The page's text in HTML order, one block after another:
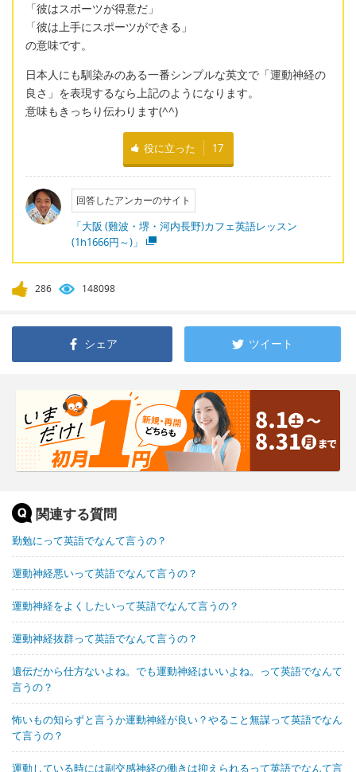
「彼はスポーツが得意だ」
「彼は上手にスポーツができる」
の意味です。
日本人にも馴染みのある一番シンプルな英文で「運動神経の
良さ」を表現するなら上記のようになります。
意味もきっちり伝わります(^^)
役に立った 17
回答したアンカーのサイト
「大阪 (難波・堺・河内長野)カフェ英語レッスン
(1h1666円～)」
286 148098
シェア ツイート
関連する質問
勤勉にって英語でなんて言うの？
運動神経悪いって英語でなんて言うの？
運動神経をよくしたいって英語でなんて言うの？
運動神経抜群って英語でなんて言うの？
遺伝だから仕方ないよね。でも運動神経はいいよね。って英語でなんて
言うの？
怖いもの知らずと言うか運動神経が良い？やること無謀って英語でなん
て言うの？
運動している時には副交感神経の働きは抑えられるって英語でなんて言